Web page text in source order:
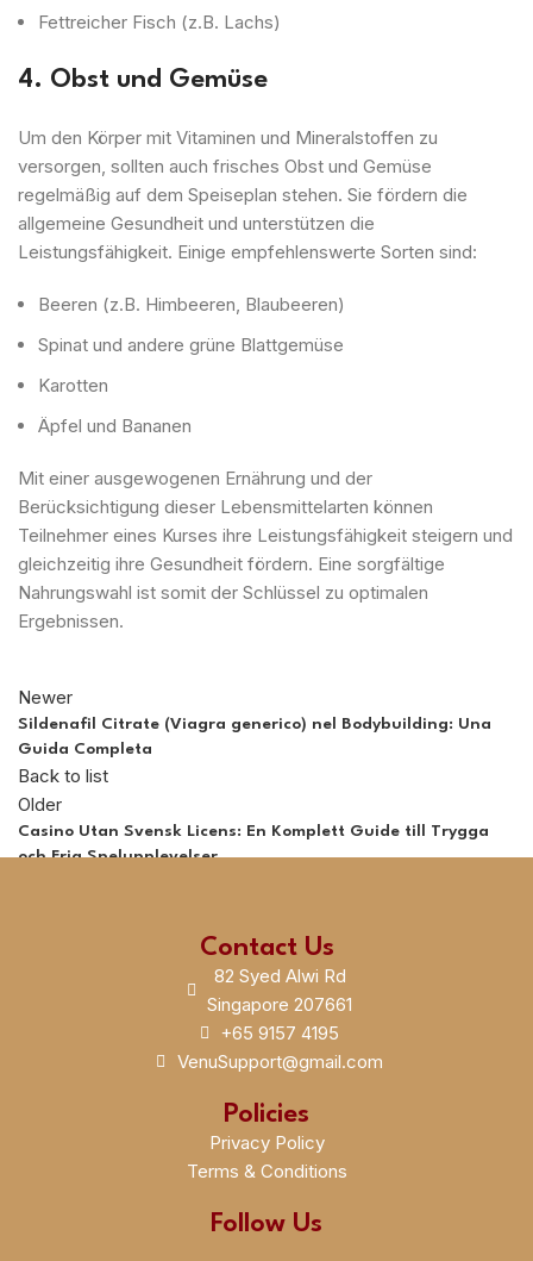
Fettreicher Fisch (z.B. Lachs)
4. Obst und Gemüse
Um den Körper mit Vitaminen und Mineralstoffen zu
versorgen, sollten auch frisches Obst und Gemüse
regelmäßig auf dem Speiseplan stehen. Sie fördern die
allgemeine Gesundheit und unterstützen die
Leistungsfähigkeit. Einige empfehlenswerte Sorten sind:
Beeren (z.B. Himbeeren, Blaubeeren)
Spinat und andere grüne Blattgemüse
Karotten
Äpfel und Bananen
Mit einer ausgewogenen Ernährung und der
Berücksichtigung dieser Lebensmittelarten können
Teilnehmer eines Kurses ihre Leistungsfähigkeit steigern und
gleichzeitig ihre Gesundheit fördern. Eine sorgfältige
Nahrungswahl ist somit der Schlüssel zu optimalen
Ergebnissen.
Newer
Sildenafil Citrate (Viagra generico) nel Bodybuilding: Una
Guida Completa
Back to list
Older
Casino Utan Svensk Licens: En Komplett Guide till Trygga
och Fria Spelupplevelser
Contact Us
82 Syed Alwi Rd
Singapore 207661
+65 9157 4195
VenuSupport@gmail.com
Policies
Privacy Policy
Terms & Conditions
Follow Us